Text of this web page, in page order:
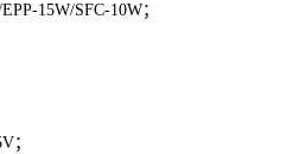
15W/SFC-10W；
；